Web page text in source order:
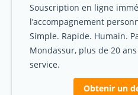
Souscription en ligne
l’accompagnement
Simple. Rapide. Humain.
Mondassur, plus de 20
service.
Obtenir un